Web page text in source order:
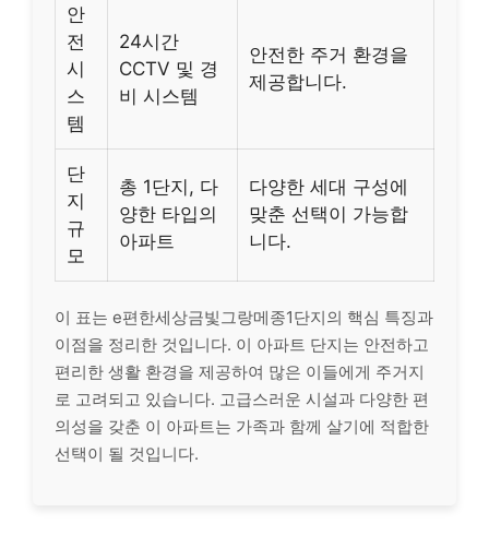
안
전
시
스
템
24시간
CCTV 및 경
비 시스템
안전한 주거 환경을
제공합니다.
단
지
규
모
총 1단지, 다
양한 타입의
아파트
다양한 세대 구성에
맞춘 선택이 가능합
니다.
이 표는 e편한세상금빛그랑메종1단지의 핵심 특징과
이점을 정리한 것입니다. 이 아파트 단지는 안전하고
편리한 생활 환경을 제공하여 많은 이들에게 주거지
로 고려되고 있습니다. 고급스러운 시설과 다양한 편
의성을 갖춘 이 아파트는 가족과 함께 살기에 적합한
선택이 될 것입니다.